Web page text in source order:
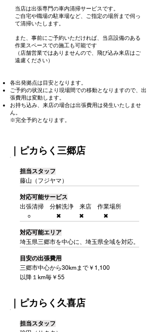
当店は出張専門の車内清掃サービスです。
ご自宅や職場の駐車場など、ご指定の場所まで伺っ
て清掃いたします。
また、事前にご予約いただければ、当店設備のある
作業スペースでの施工も可能です
（店舗営業ではありませんので、飛び込み来店はご
遠慮ください）
各出発拠点は目安となります。
ご予約の状況により現場間での移動となりますので、出
張費用は変動します。
お持ち込み、来店の場合は出張費用は発生いたしませ
ん。
​※完全予約となります。
​｜ピカらく 三郷店
​担当スタッフ
藤山（フジヤマ）
対応可能サービス
出張清掃 分解洗浄 来店 作業場所
○ ✖ ✖ ✖
対応可能エリア
埼玉県三郷市を中心に、埼玉県全域を対応。
目安の出張費用
三郷市中心から30kmまで￥1,100
以降１km毎￥55
​｜ピカらく久喜店
​担当スタッフ